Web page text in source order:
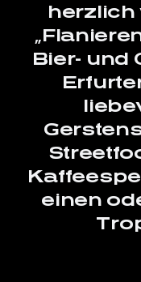
herzlich
Bier- und
einen